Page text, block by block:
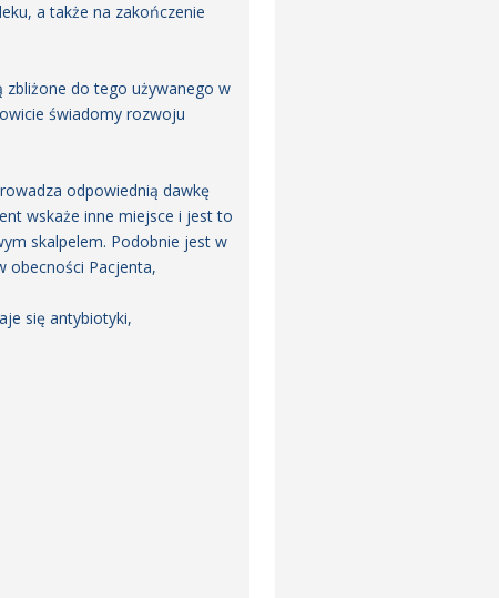
a także na zakończenie
do tego używanego w
świadomy rozwoju
odpowiednią dawkę
wskaże inne miejsce i jest to
skalpelem. Podobnie jest w
obecności Pacjenta,
się antybiotyki,